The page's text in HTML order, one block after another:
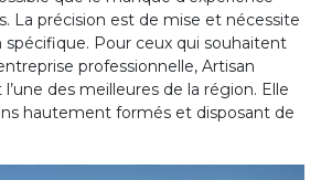
La précision est de mise et nécessite
Pour ceux qui souhaitent
professionnelle, Artisan
des meilleures de la région. Elle
hautement formés et disposant de